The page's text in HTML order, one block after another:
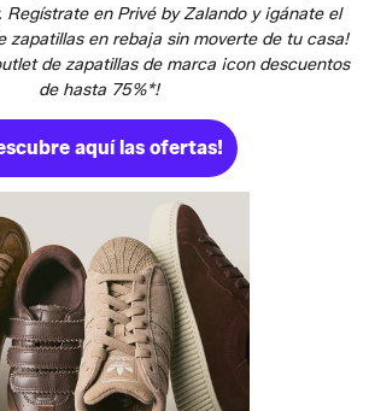
Regístrate en Privé by Zalando y ¡gánate el
zapatillas en rebaja sin moverte de tu casa!
de zapatillas de marca ¡con descuentos
de hasta 75%*!
aquí las ofertas!